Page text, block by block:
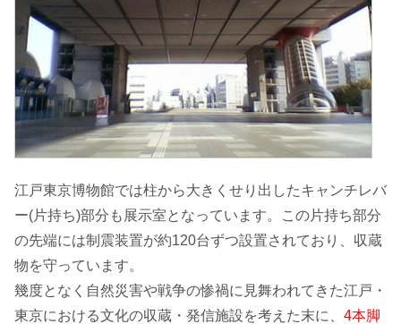
江戸東京博物館では柱から大きくせり出したキャンチレバ
ー(片持ち)部分も展示室となっています。この片持ち部分
の先端には制震装置が約120台ずつ設置されており、収蔵
物を守っています。
幾度となく自然災害や戦争の惨禍に見舞われてきた江戸・
東京における文化の収蔵・発信施設を考えた末に、 4本脚